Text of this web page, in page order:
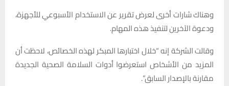
وهناك شارات أخرى لعرض تقرير عن الاستخدام الأسبوعي للأجهزة،
ودعوة الآخرين لتنفيذ هذه المهام.
وقالت الشركة إنه “خلال اختبارها المبكر لهذه الخصائص، لاحظت أن
المزيد من الأشخاص استعرضوا أدوات السلامة الصحية الجديدة
مقارنة بالإصدار السابق”.